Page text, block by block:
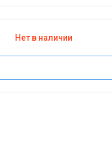
Нет в наличии